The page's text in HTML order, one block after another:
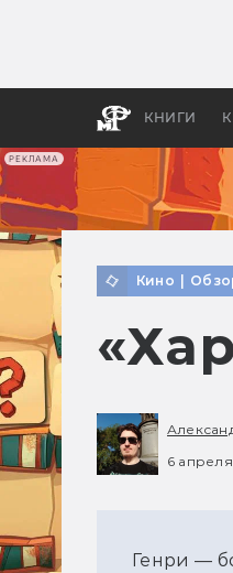
РЕКЛАМА
КНИГИ
Кино
6 апреля
Генри —